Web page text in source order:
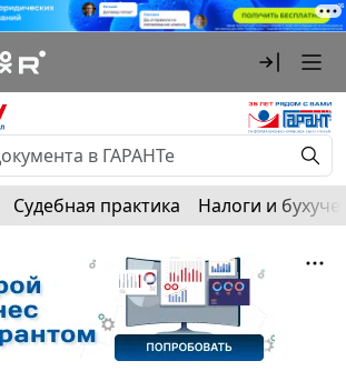
Судебная практика Налоги и